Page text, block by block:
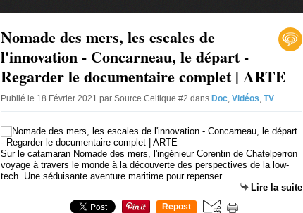
Nomade des mers, les escales de
l'innovation - Concarneau, le départ -
Regarder le documentaire complet | ARTE
Publié le 18 Février 2021 par Source Celtique #2 dans Doc, Vidéos, TV
Sur le catamaran Nomade des mers, l'ingénieur Corentin de Chatelperron
voyage à travers le monde à la découverte des perspectives de la low-
tech. Une séduisante aventure maritime pour repenser...
Lire la suite
Repost